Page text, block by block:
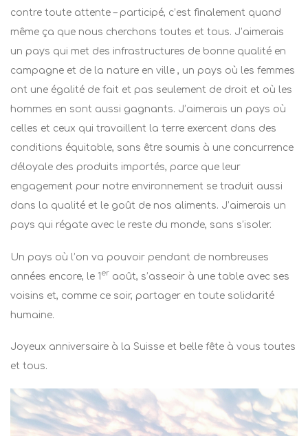
contre toute attente – participé, c’est finalement quand
même ça que nous cherchons toutes et tous. J’aimerais
un pays qui met des infrastructures de bonne qualité en
campagne et de la nature en ville , un pays où les femmes
ont une égalité de fait et pas seulement de droit et où les
hommes en sont aussi gagnants. J’aimerais un pays où
celles et ceux qui travaillent la terre exercent dans des
conditions équitable, sans être soumis à une concurrence
déloyale des produits importés, parce que leur
engagement pour notre environnement se traduit aussi
dans la qualité et le goût de nos aliments. J’aimerais un
pays qui régate avec le reste du monde, sans s’isoler.
Un pays où l’on va pouvoir pendant de nombreuses
années encore, le 1 er août, s’asseoir à une table avec ses
voisins et, comme ce soir, partager en toute solidarité
humaine.
Joyeux anniversaire à la Suisse et belle fête à vous toutes
et tous.